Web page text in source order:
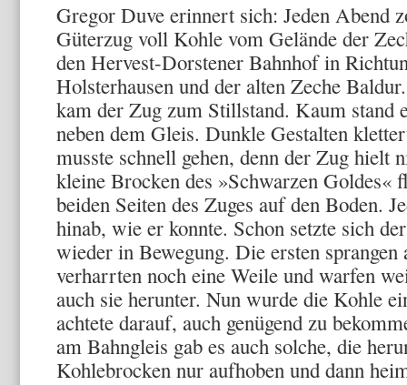
Gregor Duve erinnert sich: Jeden Abend
Güterzug voll Kohle vom Gelände der
den Hervest-Dorstener Bahnhof in
Holsterhausen und der alten Zeche
kam der Zug zum Stillstand. Kaum stand
neben dem Gleis. Dunkle Gestalten
musste schnell gehen, denn der Zug hielt
kleine Brocken des »Schwarzen Goldes«
beiden Seiten des Zuges auf den Boden.
hinab, wie er konnte. Schon setzte sich
wieder in Bewegung. Die ersten sprangen
verharrten noch eine Weile und warfen
auch sie herunter. Nun wurde die Kohle
achtete darauf, auch genügend zu
am Bahngleis gab es auch solche, die
Kohlebrocken nur aufhoben und dann